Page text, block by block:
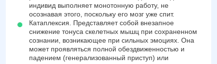
индивид выполняет монотонную работу, не
осознавая этого, поскольку его мозг уже спит.
Катаплексия. Представляет собой внезапное
снижение тонуса скелетных мышц при сохраненном
сознании, возникающее при сильных эмоциях. Она
может проявляться полной обездвиженностью и
падением (генерализованный приступ) или